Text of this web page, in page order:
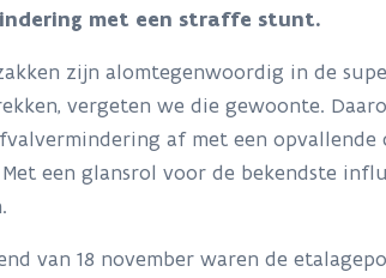
met een straffe stunt.
zijn alomtegenwoordig in de
vergeten we die gewoonte.
af met een opvallende
een glansrol voor de bekendste
van 18 november waren de